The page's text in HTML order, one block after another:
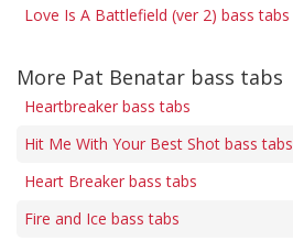
Love Is A Battlefield (ver 2) bass tabs
More Pat Benatar bass tabs
Heartbreaker bass tabs
Hit Me With Your Best Shot bass tabs
Heart Breaker bass tabs
Fire and Ice bass tabs